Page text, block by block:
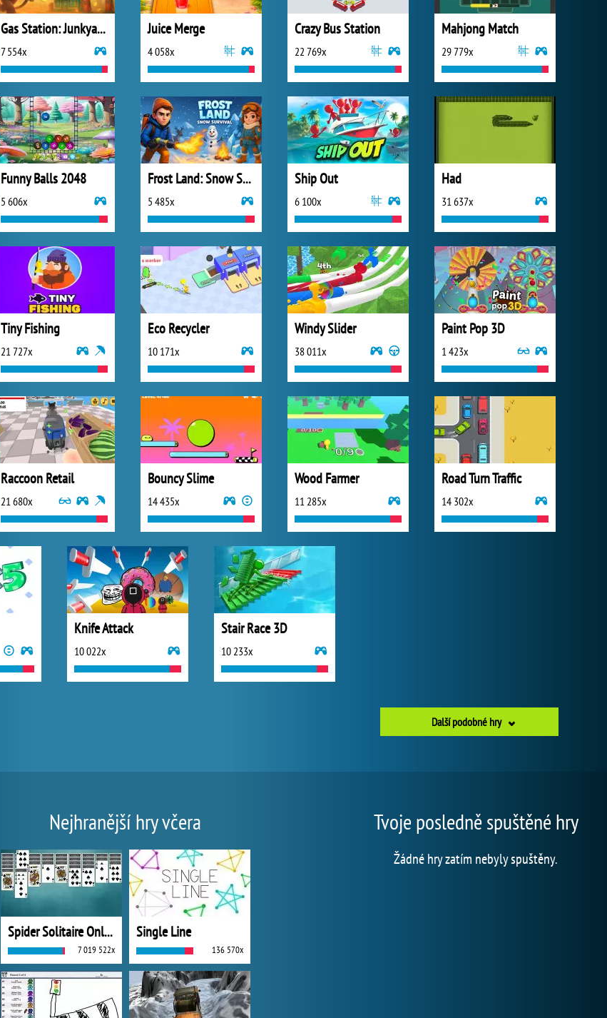
Gas Station: Junkyard Tycoon
7 554x
Juice Merge
4 058x
Crazy Bus Station
22 769x
Mahjong Match
29 779x
Funny Balls 2048
5 606x
Frost Land: Snow Survival
5 485x
Ship Out
6 100x
Had
31 637x
Tiny Fishing
21 727x
Eco Recycler
10 171x
Windy Slider
38 011x
Paint Pop 3D
1 423x
Raccoon Retail
21 680x
Bouncy Slime
14 435x
Wood Farmer
11 285x
Road Turn Traffic
14 302x
Knife Attack
10 022x
Stair Race 3D
10 233x
Další podobné hry
Nejhranější hry včera
Spider Solitaire Online
7 019 522x
Single Line
136 570x
Tvoje posledně spuštěné hry
Žádné hry zatím nebyly spuštěny.